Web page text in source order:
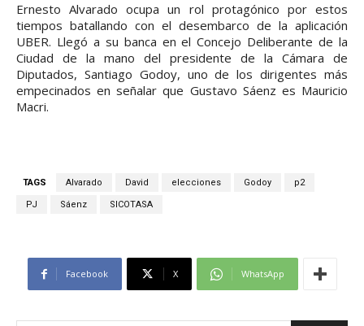
Ernesto Alvarado ocupa un rol protagónico por estos
tiempos batallando con el desembarco de la aplicación
UBER. Llegó a su banca en el Concejo Deliberante de la
Ciudad de la mano del presidente de la Cámara de
Diputados, Santiago Godoy, uno de los dirigentes más
empecinados en señalar que Gustavo Sáenz es Mauricio
Macri.
TAGS Alvarado David elecciones Godoy p2
PJ Sáenz SICOTASA
Facebook X WhatsApp